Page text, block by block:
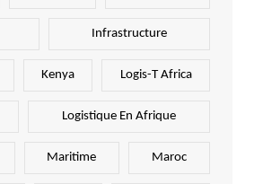
Infrastructure
Kenya Logis-T Africa
Logistique En Afrique
Maritime Maroc